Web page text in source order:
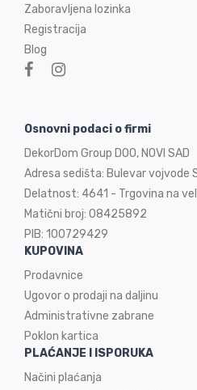
Zaboravljena lozinka
Registracija
Blog
Osnovni podaci o firmi
DekorDom Group DOO, NOVI SAD
Adresa sedišta: Bulevar vojvode
Delatnost: 4641 - Trgovina na
Matični broj: 08425892
PIB: 100729429
KUPOVINA
Prodavnice
Ugovor o prodaji na daljinu
Administrativne zabrane
Poklon kartica
PLAĆANJE I ISPORUKA
Načini plaćanja